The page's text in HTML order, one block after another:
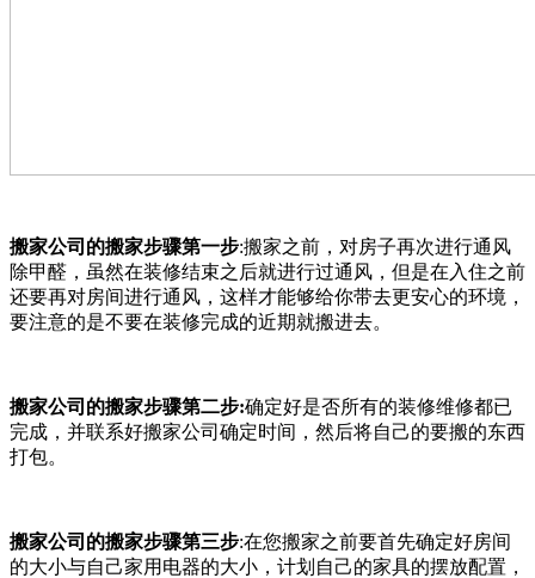
搬家公司的搬家步骤第一步:搬家之前，对房子再次进行通风
除甲醛，虽然在装修结束之后就进行过通风，但是在入住之前
还要再对房间进行通风，这样才能够给你带去更安心的环境，
要注意的是不要在装修完成的近期就搬进去。
搬家公司的搬家步骤第二步:确定好是否所有的装修维修都已
完成，并联系好搬家公司确定时间，然后将自己的要搬的东西
打包。
搬家公司的搬家步骤第三步:在您搬家之前要首先确定好房间
的大小与自己家用电器的大小，计划自己的家具的摆放配置，